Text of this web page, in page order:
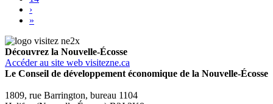
›
»
Découvrez la Nouvelle-Écosse
Accéder au site web visitezne.ca
Le Conseil de développement économique de la Nouvelle-Écosse
1809, rue Barrington, bureau 1104